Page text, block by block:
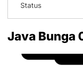
Status
Java Bunga